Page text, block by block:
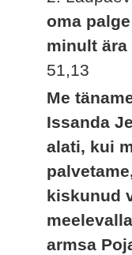
oma
minult ära
51,13
Me
Issanda
alati, kui
kiskunud
armsa